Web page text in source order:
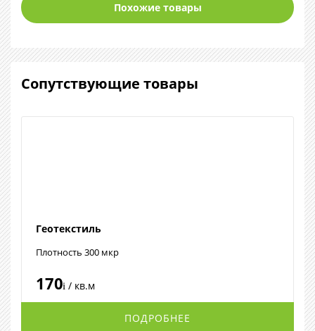
Похожие товары
Сопутствующие товары
Геотекстиль
Плотность 300 мкр
170i / кв.м
ПОДРОБНЕЕ